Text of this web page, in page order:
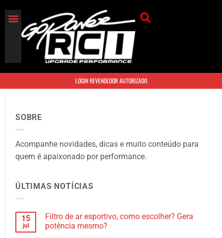
LOGIN REVENDEDOR AUTORIZADO
SOBRE
Acompanhe novidades, dicas e muito conteúdo para
quem é apaixonado por performance.
ÚLTIMAS NOTÍCIAS
15
jul
Filtro de ar esportivo, como escolher? Gera
potência mesmo?